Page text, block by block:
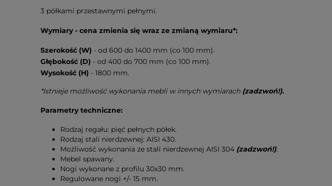
3 półkami przestawnymi pełnymi.
Wymiary - cena zmienia się wraz ze zmianą wymiaru*:
Szerokość (W) - od 600 do 1400 mm (co 100 mm).
Głębokość (D) - od 400 do 700 mm (co 100 mm).
Wysokość (H) - 1800 mm.
*Istnieje możliwość wykonania mebli w innych wymiarach (zadzwoń!).
Parametry techniczne:
Rodzaj regału: pięć pełnych półek.
Rodzaj stali nierdzewnej: AISI 430.
Możliwość wykonania ze stali nierdzewnej AISI 304 (zadzwoń!).
Mebel spawany.
Nogi wykonane z profilu 30x30 mm.
Regulowane nogi +/- 15 mm.